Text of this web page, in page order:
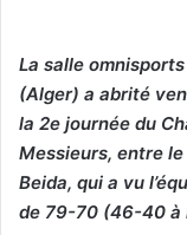
La salle
(Alger) a abrité
la 2e journée du
Messieurs, entre le
Beida, qui a vu
de 79-70 (46-40 à